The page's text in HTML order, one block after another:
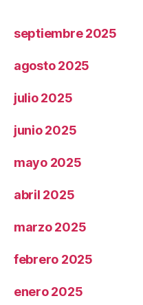
septiembre 2025
agosto 2025
julio 2025
junio 2025
mayo 2025
abril 2025
marzo 2025
febrero 2025
enero 2025